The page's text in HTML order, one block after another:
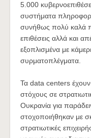
5.000
συστήματα
συνήθως πολύ καλά
επιθέσεις αλλά και
εξοπλισμένα με
συρματοπλέγματα.
Τα data centers έχουν
στόχους σε
Ουκρανία για
στοχοποιήθηκαν με
στρατιωτικές